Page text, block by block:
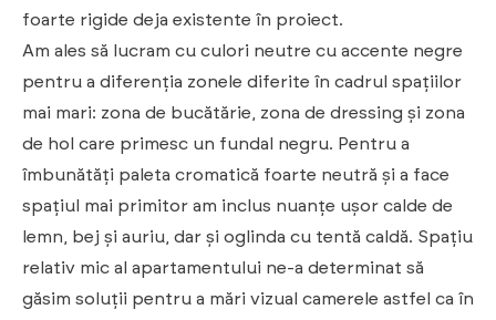
foarte rigide deja existente în proiect.
Am ales să lucram cu culori neutre cu accente negre
pentru a diferenția zonele diferite în cadrul spațiilor
mai mari: zona de bucătărie, zona de dressing și zona
de hol care primesc un fundal negru. Pentru a
îmbunătăți paleta cromatică foarte neutră și a face
spațiul mai primitor am inclus nuanțe ușor calde de
lemn, bej și auriu, dar și oglinda cu tentă caldă. Spațiu
relativ mic al apartamentului ne-a determinat să
găsim soluții pentru a mări vizual camerele astfel ca în